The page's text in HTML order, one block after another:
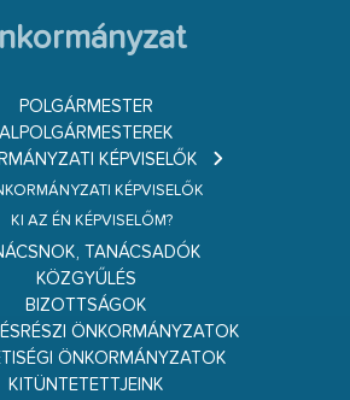
POLGÁRMESTER
ALPOLGÁRMESTEREK
KÉPVISELŐK
KÉPVISELŐK
KI AZ ÉN KÉPVISELŐM?
TANÁCSADÓK
KÖZGYŰLÉS
BIZOTTSÁGOK
ÖNKORMÁNYZATOK
ÖNKORMÁNYZATOK
KITÜNTETETTJEINK